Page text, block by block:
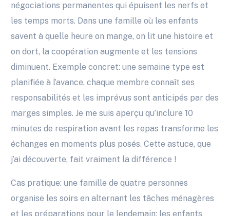
négociations permanentes qui épuisent les nerfs et
les temps morts. Dans une famille où les enfants
savent à quelle heure on mange, on lit une histoire et
on dort, la coopération augmente et les tensions
diminuent. Exemple concret: une semaine type est
planifiée à l’avance, chaque membre connaît ses
responsabilités et les imprévus sont anticipés par des
marges simples. Je me suis aperçu qu’inclure 10
minutes de respiration avant les repas transforme les
échanges en moments plus posés. Cette astuce, que
j’ai découverte, fait vraiment la différence !
Cas pratique: une famille de quatre personnes
organise les soirs en alternant les tâches ménagères
et les préparations pour le lendemain; les enfants